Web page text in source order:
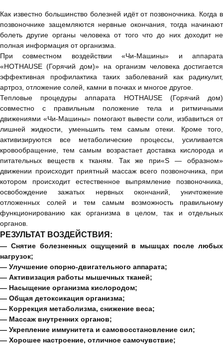
Как известно большинство болезней идёт от позвоночника. Когда в
позвоночнике защемляются нервные окончания, тогда начинают
болеть другие органы человека от того что до них доходит не
полная информация от организма.
При совместном воздействии «Чи-Машины» и аппарата
«HOTHAUSE (Горячий дом)» на организм человека достигается
эффективная профилактика таких заболеваний как радикулит,
артроз, отложение солей, камни в почках и многое другое.
Тепловые процедуры аппарата HOTHAUSE (Горячий дом)
совместно с правильным положение тела и ритмичными
движениями «Чи-Машины» помогают вывести соли, избавиться от
лишней жидкости, уменьшить тем самым отеки. Кроме того,
активизируются все метаболические процессы, усиливается
кровообращение, тем самым возрастает доставка кислорода и
питательных веществ к тканям. Так же при«S — образном»
движении происходит приятный массаж всего позвоночника, при
котором происходит естественное выпрямление позвоночника,
освобождение зажатых нервных окончаний, уничтожение
отложенных солей и тем самым возможность правильному
функционированию как организма в целом, так и отдельных
органов.
РЕЗУЛЬТАТ ВОЗДЕЙСТВИЯ:
— Снятие болезненных ощущений в мышцах после любых
нагрузок;
— Улучшение опорно-двигательного аппарата;
— Активизация работы мышечных тканей;
— Насыщение организма кислородом;
— Общая детоксикация организма;
— Коррекция метаболизма, снижение веса;
— Массаж внутренних органов;
— Укрепление иммунитета и самовосстановление сил;
— Хорошее настроение, отличное самочувствие;